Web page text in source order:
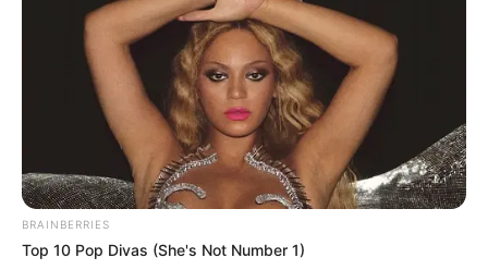
June 1, 2026
BRAINBERRIES
Top 10 Pop Divas (She's Not Number 1)